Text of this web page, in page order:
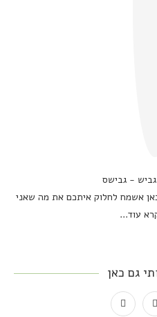
גביש - גבישס
אשמח לחלוק איתכם את מה שאני
עוד...
גם כאן